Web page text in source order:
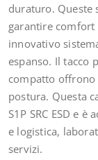
duraturo. Queste
garantire comfort
innovativo
espanso. Il tacco
compatto offrono
postura. Questa
S1P SRC ESD e
e logistica,
servizi.